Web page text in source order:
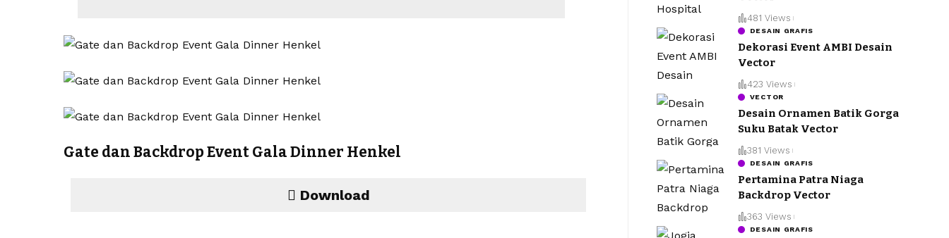
Gate dan Backdrop Event Gala Dinner Henkel
Download
481 Views
DESAIN GRAFIS
Dekorasi Event AMBI Desain
Vector
423 Views
VECTOR
Desain Ornamen Batik Gorga
Suku Batak Vector
381 Views
DESAIN GRAFIS
Pertamina Patra Niaga
Backdrop Vector
363 Views
DESAIN GRAFIS